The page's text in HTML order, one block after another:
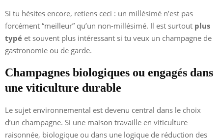
Si tu hésites encore, retiens ceci : un millésimé n’est pas
forcément “meilleur” qu’un non-millésimé. Il est surtout plus
typé et souvent plus intéressant si tu veux un champagne de
gastronomie ou de garde.
Champagnes biologiques ou engagés dans
une viticulture durable
Le sujet environnemental est devenu central dans le choix
d’un champagne. Si une maison travaille en viticulture
raisonnée, biologique ou dans une logique de réduction des